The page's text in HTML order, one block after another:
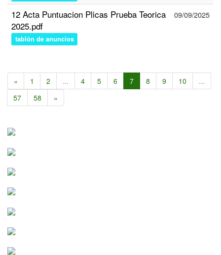
12 Acta Puntuacion Plicas Prueba Teorica
2025.pdf
tablón de anuncios
09/09/2025
« 1 2 ... 4 5 6 7 8 9 10
...
57
58 »